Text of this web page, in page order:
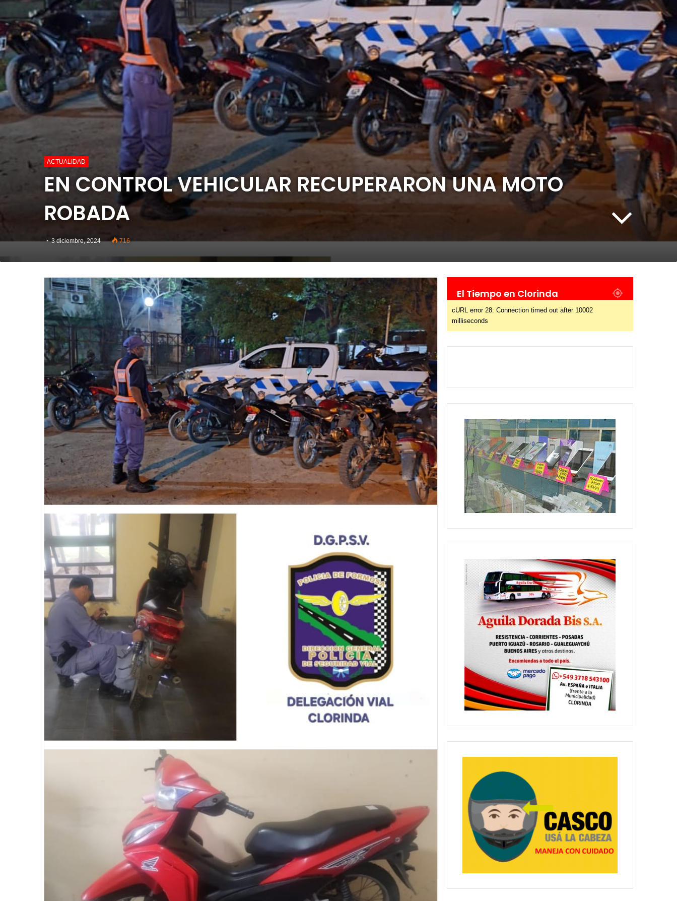
ACTUALIDAD
EN CONTROL VEHICULAR RECUPERARON UNA MOTO
ROBADA
3 diciembre, 2024 716
El Tiempo en Clorinda
cURL error 28: Connection timed out after 10002
milliseconds